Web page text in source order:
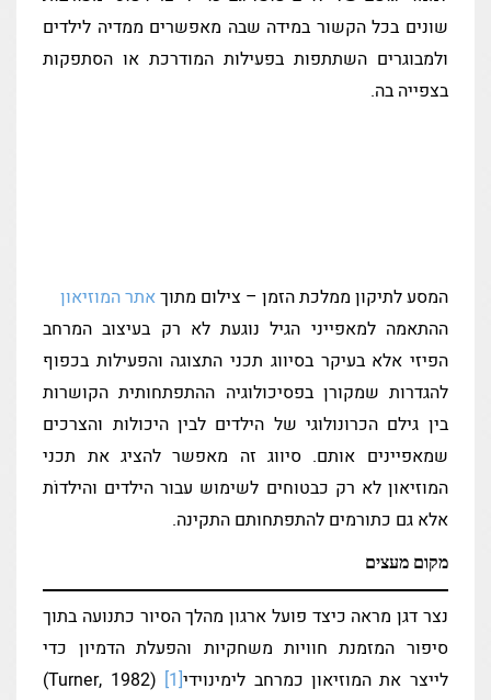
שונים בכל הקשור במידה שבה מאפשרים ממדיה לילדים
ולמבוגרים השתתפות בפעילות המודרכת או הסתפקות
בצפייה בה.
המסע לתיקון ממלכת הזמן – צילום מתוךאתר המוזיאון
ההתאמה למאפייני הגיל נוגעת לא רק בעיצוב המרחב
הפיזי אלא בעיקר בסיווג תכני התצוגה והפעילות בכפוף
להגדרות שמקורן בפסיכולוגיה ההתפתחותית הקושרות
בין גילם הכרונולוגי של הילדים לבין היכולות והצרכים
שמאפיינים אותם. סיווג זה מאפשר להציג את תכני
המוזיאון לא רק כבטוחים לשימוש עבור הילדים והילדוֹת
אלא גם כתורמים להתפתחותם התקינה.
מקום מעצים
נצר דגן מראה כיצד פועל ארגון מהלך הסיור כתנועה בתוך
סיפור המזמנת חוויות משחקיות והפעלת הדמיון כדי
לייצר את המוזיאון כמרחב לימינוידי[1]
(Turner, 1982)